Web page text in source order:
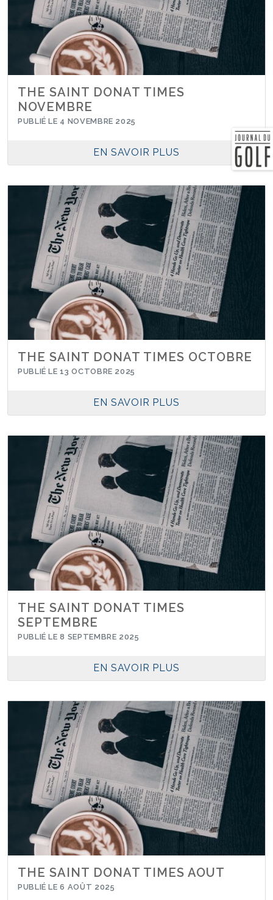
THE SAINT DONAT TIMES
NOVEMBRE
PUBLIÉ LE 4 NOVEMBRE 2025
EN SAVOIR PLUS
THE SAINT DONAT TIMES OCTOBRE
PUBLIÉ LE 13 OCTOBRE 2025
EN SAVOIR PLUS
THE SAINT DONAT TIMES
SEPTEMBRE
PUBLIÉ LE 8 SEPTEMBRE 2025
EN SAVOIR PLUS
THE SAINT DONAT TIMES AOUT
PUBLIÉ LE 6 AOÛT 2025